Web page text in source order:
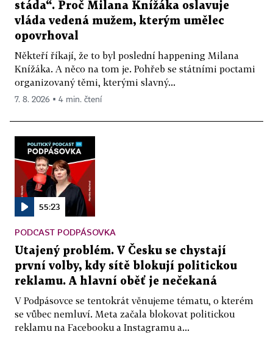
stáda“. Proč Milana Knížáka oslavuje
vláda vedená mužem, kterým umělec
opovrhoval
Někteří říkají, že to byl poslední happening Milana
Knížáka. A něco na tom je. Pohřeb se státními poctami
organizovaný těmi, kterými slavný...
7. 8. 2026 ▪ 4 min. čtení
55:23
PODCAST PODPÁSOVKA
Utajený problém. V Česku se chystají
první volby, kdy sítě blokují politickou
reklamu. A hlavní oběť je nečekaná
V Podpásovce se tentokrát věnujeme tématu, o kterém
se vůbec nemluví. Meta začala blokovat politickou
reklamu na Facebooku a Instagramu a...